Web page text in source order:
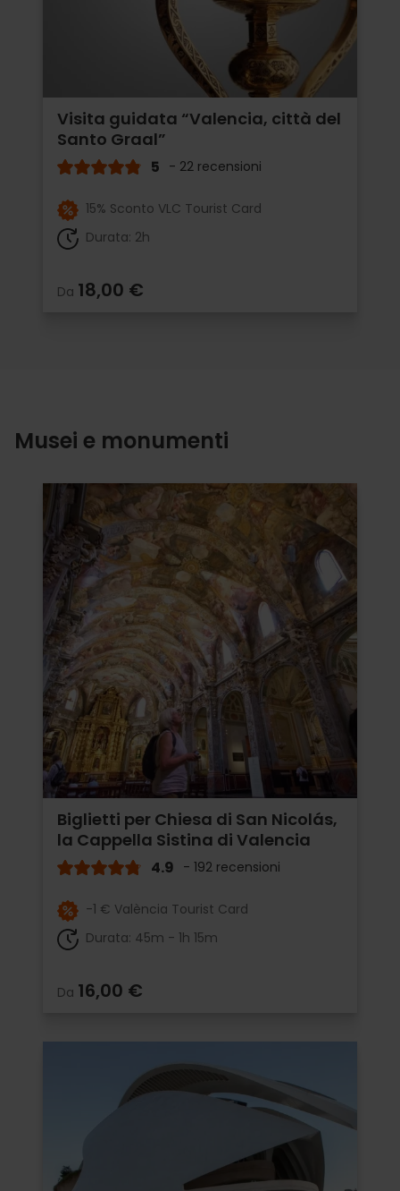
Visita guidata “Valencia, città del
Santo Graal”
5 - 22 recensioni
15% Sconto VLC Tourist Card
Durata: 2h
Da 18,00 €
Musei e monumenti
Biglietti per Chiesa di San Nicolás,
la Cappella Sistina di Valencia
4.9 - 192 recensioni
-1 € València Tourist Card
Durata: 45m - 1h 15m
Da 16,00 €